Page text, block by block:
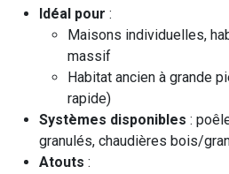
Idéal pour :
Maisons individuelles,
massif
Habitat ancien à grande
rapide)
Systèmes disponibles :
granulés, chaudières bois/
Atouts :